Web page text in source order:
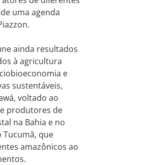
uma agenda
ainda resultados
à agricultura
e
sustentáveis,
voltado ao
produtores de
na Bahia e no
Tucumã, que
amazônicos ao